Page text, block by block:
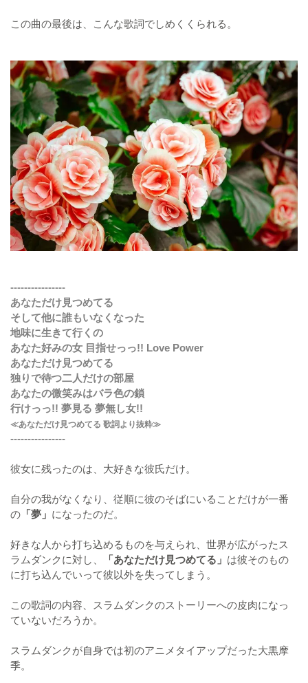
この曲の最後は、こんな歌詞でしめくくられる。
----------------
あなただけ見つめてる
そして他に誰もいなくなった
地味に生きて行くの
あなた好みの女 目指せっっ!! Love Power
あなただけ見つめてる
独りで待つ二人だけの部屋
あなたの微笑みはバラ色の鎖
行けっっ!! 夢見る 夢無し女!!
≪あなただけ見つめてる 歌詞より抜粋≫
----------------
彼女に残ったのは、大好きな彼氏だけ。
自分の我がなくなり、従順に彼のそばにいることだけが一番
の 「夢」 になったのだ。
好きな人から打ち込めるものを与えられ、世界が広がったス
ラムダンクに対し、
「あなただけ見つめてる」 は彼そのもの
に打ち込んでいって彼以外を失ってしまう。
この歌詞の内容、スラムダンクのストーリーへの皮肉になっ
ていないだろうか。
スラムダンクが自身では初のアニメタイアップだった大黒摩
季。